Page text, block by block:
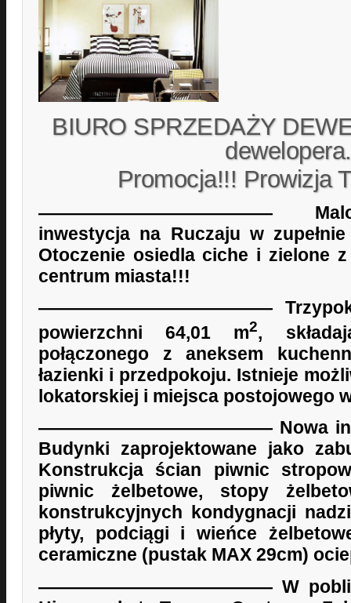
BIURO SPRZEDAŻY
dewelopera.
Promocja!!! Prowizja
—————————————
inwestycja na Ruczaju w zupełnie
Otoczenie osiedla ciche i zielone
centrum miasta!!!
—————————————
powierzchni 64,01 m2,
połączonego z aneksem
łazienki i przedpokoju. Istnieje
lokatorskiej i miejsca postojowego
————————————— Nowa
Budynki zaprojektowane jako
Konstrukcja ścian piwnic
piwnic żelbetowe, stopy
konstrukcyjnych kondygnacji
płyty, podciągi i wieńce
ceramiczne (pustak MAX 29cm)
————————————— W pobliżu